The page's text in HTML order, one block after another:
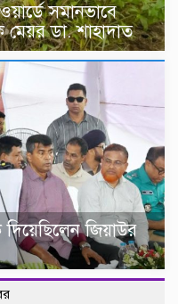
সমানভাবে
ডা. শাহাদাত
জিয়াউর